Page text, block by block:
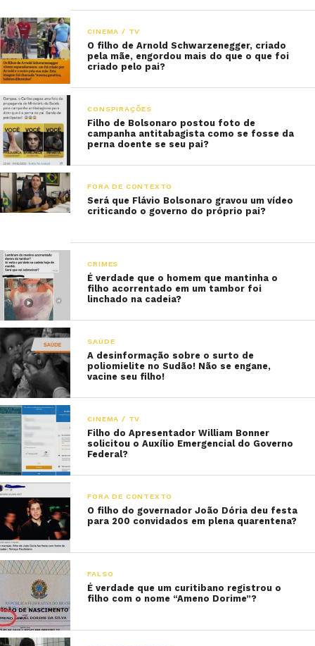
CINEMA / TV
O filho de Arnold Schwarzenegger, criado
pela mãe, engordou mais do que o que foi
criado pelo pai?
CONSPIRAÇÕES
Filho de Bolsonaro postou foto de
campanha antitabagista como se fosse da
perna doente se seu pai?
FORA DE CONTEXTO
Será que Flávio Bolsonaro gravou um vídeo
criticando o governo do próprio pai?
CRIMES
É verdade que o homem que mantinha o
filho acorrentado em um tambor foi
linchado na cadeia?
SAÚDE
A desinformação sobre o surto de
poliomielite no Sudão! Não se engane,
vacine seu filho!
CINEMA / TV
Filho do Apresentador William Bonner
solicitou o Auxílio Emergencial do Governo
Federal?
FORA DE CONTEXTO
O filho do governador João Dória deu festa
para 200 convidados em plena quarentena?
FALSO
É verdade que um curitibano registrou o
filho com o nome “Ameno Dorime”?